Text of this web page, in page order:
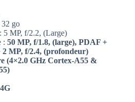
32 go
5 MP, f/2.2, (Large)
: 50 MP, f/1.8, (large), PDAF +
2 MP, f/2.4, (profondeur)
(4×2.0 GHz Cortex-A55 &
4G